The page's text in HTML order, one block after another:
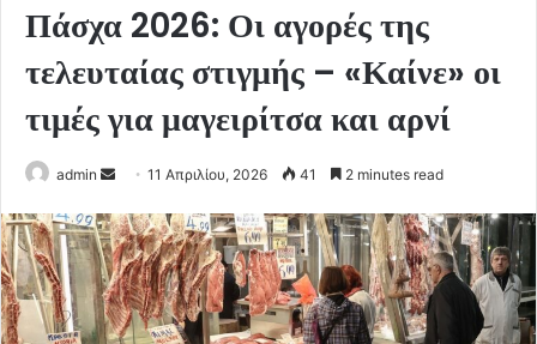
Πάσχα 2026: Οι αγορές της
τελευταίας στιγμής – «Καίνε» οι
τιμές για μαγειρίτσα και αρνί
admin
Send
email
11 Απριλίου, 2026 41 2 minutes read